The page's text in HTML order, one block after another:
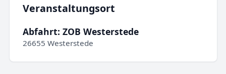
Veranstaltungsort
Abfahrt: ZOB Westerstede
26655 Westerstede